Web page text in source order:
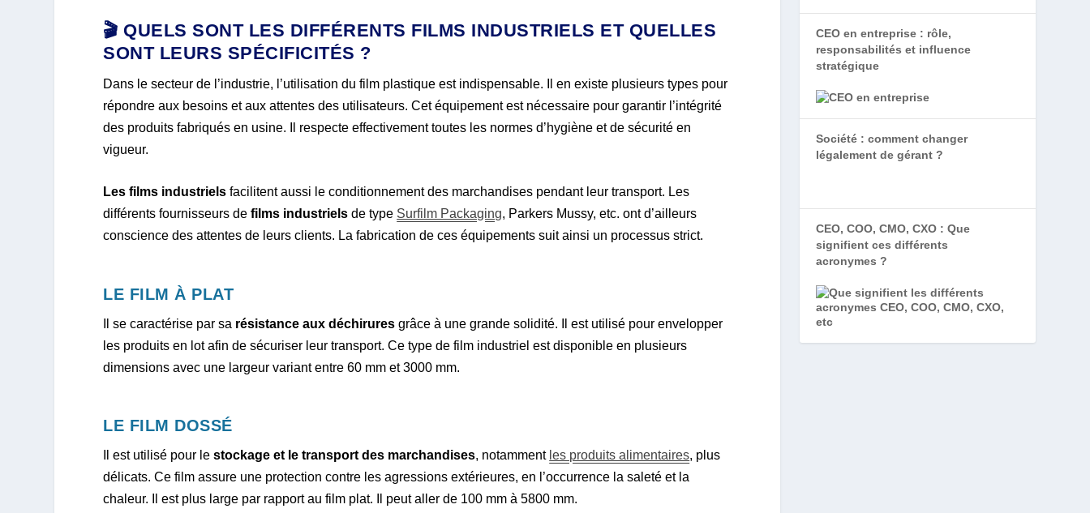
🎬 QUELS SONT LES DIFFÉRENTS FILMS INDUSTRIELS ET QUELLES
SONT LEURS SPÉCIFICITÉS ?
Dans le secteur de l’industrie, l’utilisation du film plastique est indispensable. Il en existe plusieurs types pour
répondre aux besoins et aux attentes des utilisateurs. Cet équipement est nécessaire pour garantir l’intégrité
des produits fabriqués en usine. Il respecte effectivement toutes les normes d’hygiène et de sécurité en
vigueur.
Les films industriels facilitent aussi le conditionnement des marchandises pendant leur transport. Les
différents fournisseurs de films industriels de type Surfilm Packaging, Parkers Mussy, etc. ont d’ailleurs
conscience des attentes de leurs clients. La fabrication de ces équipements suit ainsi un processus strict.
LE FILM À PLAT
Il se caractérise par sa résistance aux déchirures grâce à une grande solidité. Il est utilisé pour envelopper
les produits en lot afin de sécuriser leur transport. Ce type de film industriel est disponible en plusieurs
dimensions avec une largeur variant entre 60 mm et 3000 mm.
LE FILM DOSSÉ
Il est utilisé pour lestockage et le transport des marchandises, notamment les produits alimentaires, plus
délicats. Ce film assure une protection contre les agressions extérieures, en l’occurrence la saleté et la
chaleur. Il est plus large par rapport au film plat. Il peut aller de 100 mm à 5800 mm.
CEO en entreprise : rôle,
responsabilités et influence
stratégique
Société : comment changer
légalement de gérant ?
CEO, COO, CMO, CXO : Que
signifient ces différents
acronymes ?